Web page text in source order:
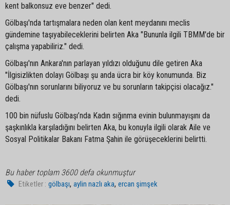
kent balkonsuz eve benzer" dedi.
Gölbaşı'nda tartışmalara neden olan kent meydanını meclis
gündemine taşıyabileceklerini belirten Aka "Bununla ilgili TBMM'de bir
çalışma yapabiliriz." dedi.
Gölbaşı'nın Ankara'nın parlayan yıldızı olduğunu dile getiren Aka
"İlgisizlikten dolayı Gölbaşı şu anda ücra bir köy konumunda. Biz
Gölbaşı'nın sorunlarını biliyoruz ve bu sorunların takipçisi olacağız."
dedi.
100 bin nüfuslu Gölbaşı’nda Kadın sığınma evinin bulunmayışını da
şaşkınlıkla karşıladığını belirten Aka, bu konuyla ilgili olarak Aile ve
Sosyal Politikalar Bakanı Fatma Şahin ile görüşeceklerini belirtti.
Bu haber toplam 3600 defa okunmuştur
Etiketler : gölbaşı,aylin nazlı aka,ercan şimşek